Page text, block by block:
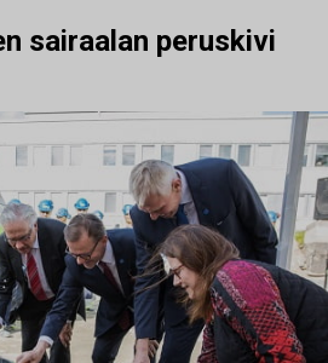
sairaalan peruskivi